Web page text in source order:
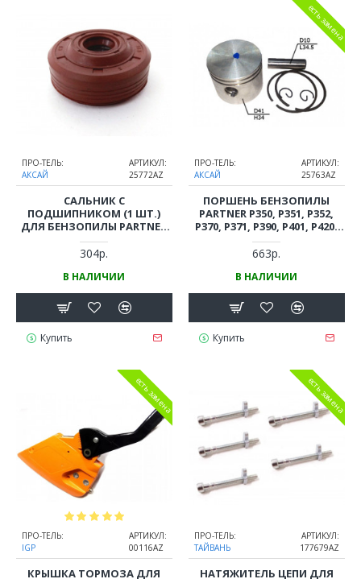
ПРО-ТЕЛЬ:
АКСАЙ
АРТИКУЛ:
25772AZ
САЛЬНИК С
ПОДШИПНИКОМ (1 ШТ.)
ДЛЯ БЕНЗОПИЛЫ PARTNER
P350, P351, P352 ВЫСОКОЕ
КАЧЕСТВО
304р.
В НАЛИЧИИ
Купить
есть замена
ПРО-ТЕЛЬ:
АКСАЙ
АРТИКУЛ:
25763AZ
ПОРШЕНЬ БЕНЗОПИЛЫ
PARTNER P350, P351, P352,
P370, P371, P390, P401, P420,
POULAN 220, 221, 260
(ДИАМЕТР 41 ММ)
663р.
В НАЛИЧИИ
Купить
есть замена
ПРО-ТЕЛЬ:
IGP
АРТИКУЛ:
00116AZ
КРЫШКА ТОРМОЗА ДЛЯ
есть замена
ПРО-ТЕЛЬ:
ТАЙВАНЬ
АРТИКУЛ:
177679AZ
НАТЯЖИТЕЛЬ ЦЕПИ ДЛЯ